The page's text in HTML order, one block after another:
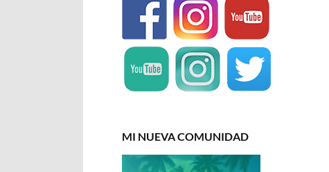
MI NUEVA COMUNIDAD